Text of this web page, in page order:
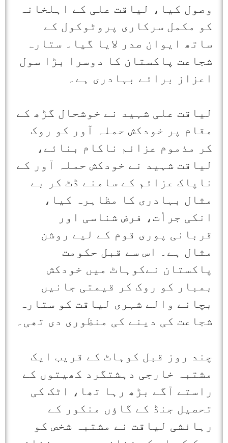
وصول کیا، لیاقت علی کے اہلخانہ
کو مکمل سرکاری پروٹوکول کے
ساتھ ایوان صدر لایا گیا۔ ستارہ
شجاعت پاکستان کا دوسرا بڑا سول
اعزاز برائے بہادری ہے۔
لیاقت علی شہید نے خوشحال گڑھ کے
مقام پر خودکش حملہ آور کو روک
کر مذموم عزائم ناکام بنائے،
لیاقت شہید نے خودکش حملہ آور کے
ناپاک عزائم کے سامنے ڈٹ کر بے
مثال بہادری کا مظاہرہ کیا،
انکی جرأت، فرض شناسی اور
قربانی پوری قوم کے لیے روشن
مثال ہے۔ اس سے قبل حکومت
پاکستان نےکوہاٹ میں خودکش
بمبار کو روک کر قیمتی جانیں
بچانے والے شہری لیاقت کو ستارہ
شجاعت کی دینے کی منظوری دی تھی۔
چند روز قبل کوہاٹ کے قریب ایک
مشتبہ خارجی دہشتگرد کھیتوں کے
راستے آگے بڑھ رہا تھا، اٹک کی
تحصیل جنڈ کے گاؤں منکور کے
رہائشی لیاقت نے مشتبہ شخص کو